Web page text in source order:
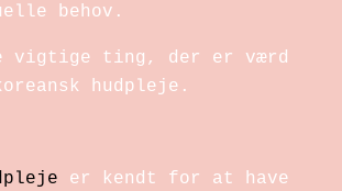
behov.
vigtige ting, der er værd
hudpleje.
er kendt for at have